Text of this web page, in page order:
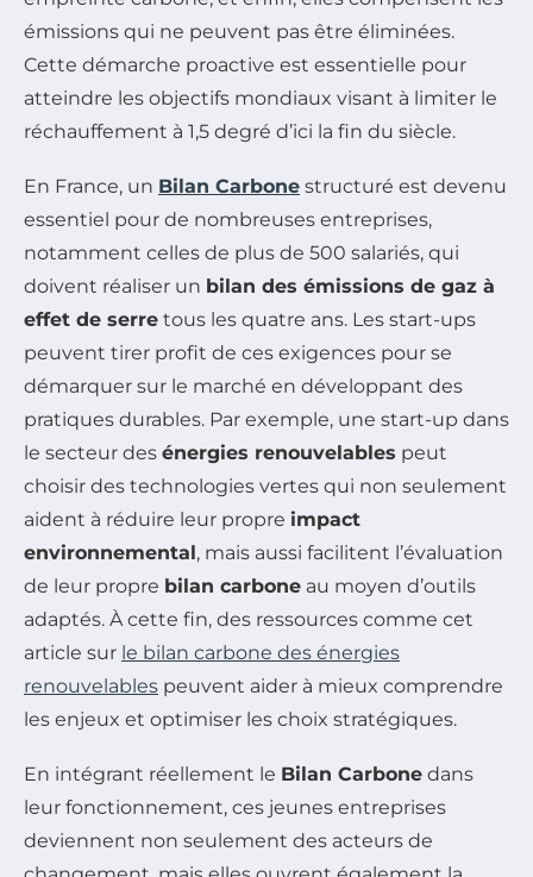
émissions qui ne peuvent pas être éliminées.
Cette démarche proactive est essentielle pour
atteindre les objectifs mondiaux visant à limiter le
réchauffement à 1,5 degré d’ici la fin du siècle.
En France, un Bilan Carbone structuré est devenu
essentiel pour de nombreuses entreprises,
notamment celles de plus de 500 salariés, qui
doivent réaliser un bilan des émissions de gaz à
effet de serre tous les quatre ans. Les start-ups
peuvent tirer profit de ces exigences pour se
démarquer sur le marché en développant des
pratiques durables. Par exemple, une start-up dans
le secteur des énergies renouvelables peut
choisir des technologies vertes qui non seulement
aident à réduire leur propre impact
environnemental, mais aussi facilitent l’évaluation
de leur propre bilan carbone au moyen d’outils
adaptés. À cette fin, des ressources comme cet
article sur le bilan carbone des énergies
renouvelables peuvent aider à mieux comprendre
les enjeux et optimiser les choix stratégiques.
En intégrant réellement le Bilan Carbone dans
leur fonctionnement, ces jeunes entreprises
deviennent non seulement des acteurs de